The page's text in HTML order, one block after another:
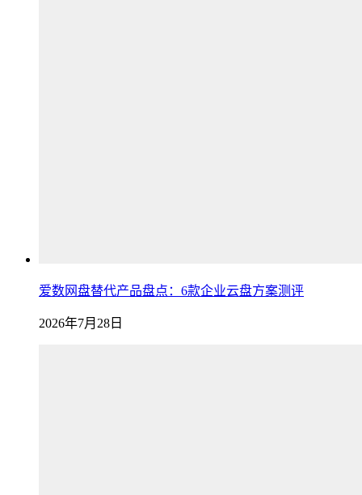
爱数网盘替代产品盘点：6款企业云盘方案测评
2026年7月28日